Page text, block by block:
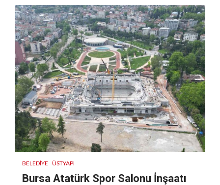
BELEDIYE ÜSTYAPI
Bursa Atatürk Spor Salonu İnşaatı